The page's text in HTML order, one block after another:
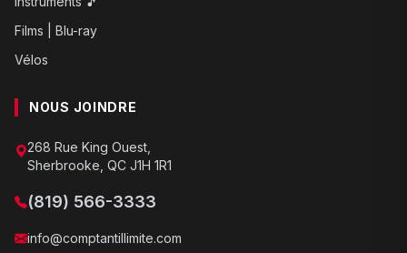
Films | Blu-ray
Vélos
NOUS JOINDRE
268 Rue King Ouest,
Sherbrooke, QC J1H 1R1
(819) 566-3333
info@comptantillimite.com